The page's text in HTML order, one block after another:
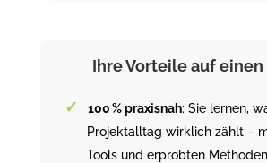
Ihre Vorteile auf einen
100 % praxisnah: Sie lernen,
Projektalltag wirklich zählt –
Tools und erprobten